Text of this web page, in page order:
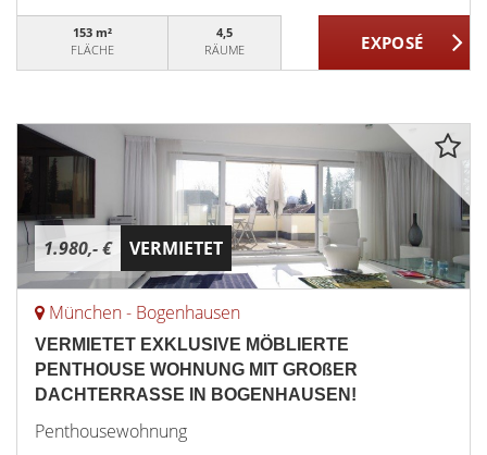
153 m²
FLÄCHE
4,5
RÄUME
1.980,- € VERMIETET
München - Bogenhausen
VERMIETET EXKLUSIVE MÖBLIERTE
PENTHOUSE WOHNUNG MIT GROßER
DACHTERRASSE IN BOGENHAUSEN!
Penthousewohnung